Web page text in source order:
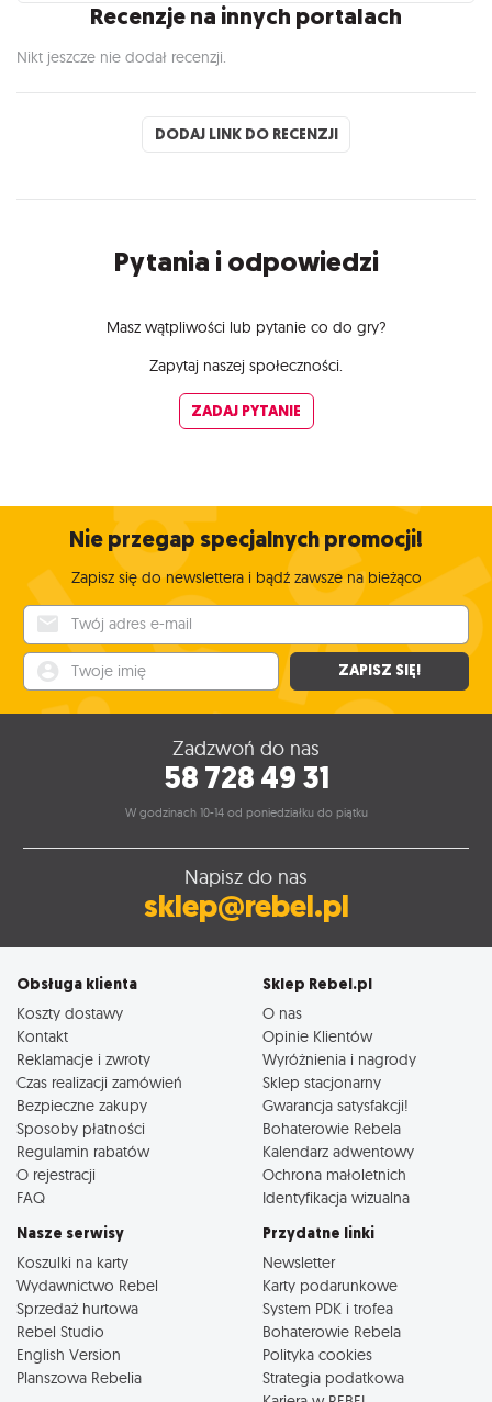
Recenzje na innych portalach
Nikt jeszcze nie dodał recenzji.
DODAJ LINK DO RECENZJI
Pytania i odpowiedzi
Masz wątpliwości lub pytanie co do gry?
Zapytaj naszej społeczności.
ZADAJ PYTANIE
Nie przegap specjalnych promocji!
Zapisz się do newslettera i bądź zawsze na bieżąco
ZAPISZ SIĘ!
Zadzwoń do nas
58 728 49 31
W godzinach 10-14 od poniedziałku do piątku
Napisz do nas
sklep@rebel.pl
Obsługa klienta
Koszty dostawy
Kontakt
Reklamacje i zwroty
Czas realizacji zamówień
Bezpieczne zakupy
Sposoby płatności
Regulamin rabatów
O rejestracji
FAQ
Sklep Rebel.pl
O nas
Opinie Klientów
Wyróżnienia i nagrody
Sklep stacjonarny
Gwarancja satysfakcji!
Bohaterowie Rebela
Kalendarz adwentowy
Ochrona małoletnich
Identyfikacja wizualna
Nasze serwisy
Koszulki na karty
Wydawnictwo Rebel
Sprzedaż hurtowa
Rebel Studio
English Version
Planszowa Rebelia
Przydatne linki
Newsletter
Karty podarunkowe
System PDK i trofea
Bohaterowie Rebela
Polityka cookies
Strategia podatkowa